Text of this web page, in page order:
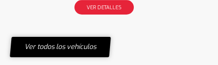
VER DETALLES
Ver todos los vehículos